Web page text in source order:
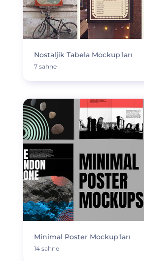
Nostaljik Tabela Mockup'ları
7 sahne
Minimal Poster Mockup'ları
14 sahne